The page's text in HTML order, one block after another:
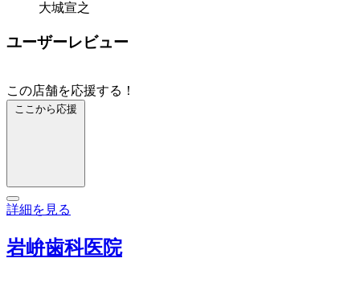
大城宣之
ユーザーレビュー
この店舗を応援する！
ここから応援
詳細を見る
岩峅歯科医院